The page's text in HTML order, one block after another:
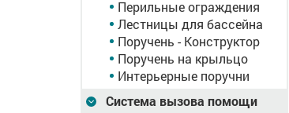
Перильные ограждения
Лестницы для бассейна
Поручень - Конструктор
Поручень на крыльцо
Интерьерные поручни
Система вызова помощи